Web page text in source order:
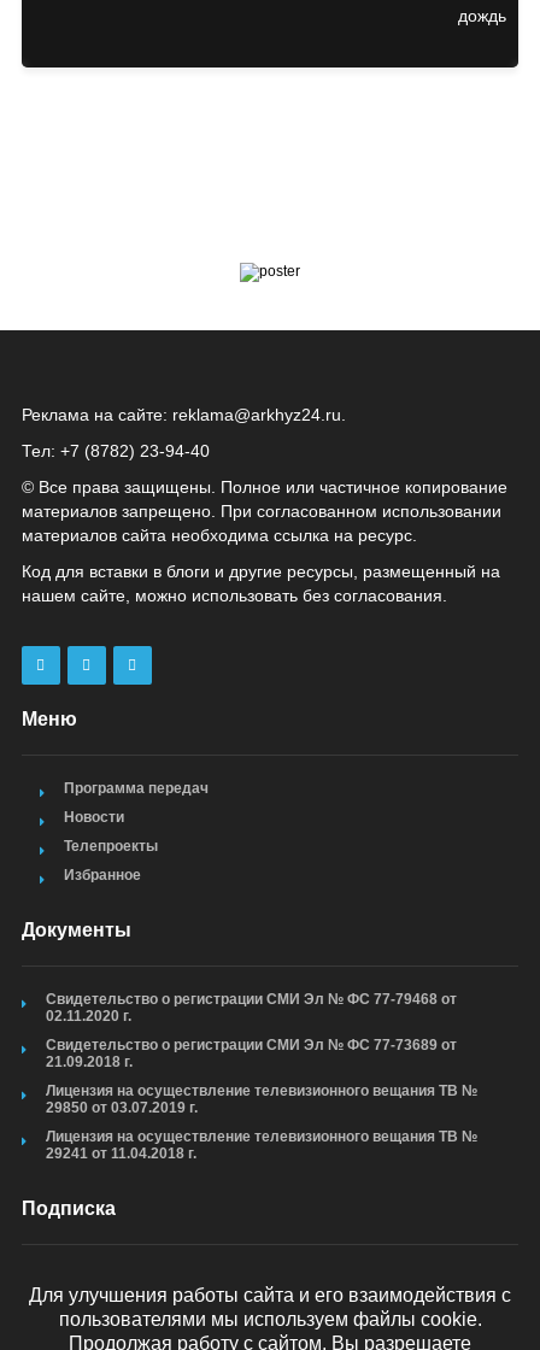
Реклама на сайте: reklama@arkhyz24.ru
Тел: +7 (8782) 23‑94‑40
© Все права защищены. Полное или частичное копирование
материалов запрещено. При согласованном использовании
материалов сайта необходима ссылка на ресурс.
Код для вставки в блоги и другие ресурсы, размещенный на
нашем сайте, можно использовать без согласования.
Меню
Программа передач
Новости
Телепроекты
Избранное
Документы
Свидетельство о регистрации СМИ Эл № ФС 77-79468 от
02.11.2020 г.
Свидетельство о регистрации СМИ Эл № ФС 77-73689 от
21.09.2018 г.
Лицензия на осуществление телевизионного вещания ТВ №
29850 от 03.07.2019 г.
Лицензия на осуществление телевизионного вещания ТВ №
29241 от 11.04.2018 г.
Подписка
ОТПРАВИТЬ
Для улучшения работы сайта и его взаимодействия с
пользователями мы используем файлы cookie.
Продолжая работу с сайтом, Вы разрешаете